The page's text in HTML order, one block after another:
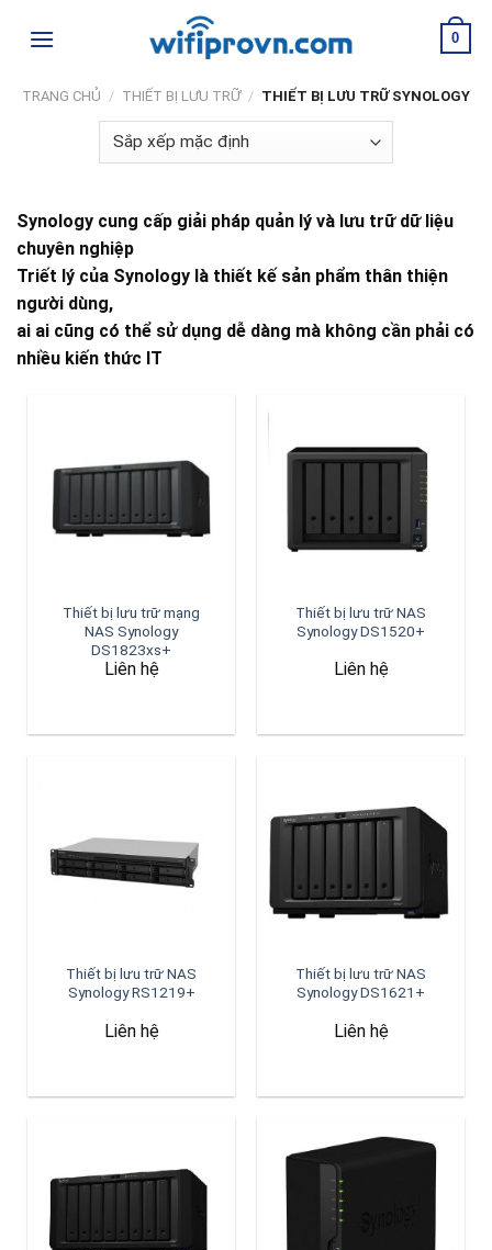
0
TRANG CHỦ / THIẾT BỊ LƯU TRỮ / THIẾT BỊ LƯU TRỮ SYNOLOGY
Synology cung cấp giải pháp quản lý và lưu trữ dữ liệu
chuyên nghiệp
Triết lý của Synology là thiết kế sản phẩm thân thiện
người dùng,
ai ai cũng có thể sử dụng dễ dàng mà không cần phải có
nhiều kiến thức IT
Thiết bị lưu trữ mạng
NAS Synology
DS1823xs+
Liên hệ
Thiết bị lưu trữ NAS
Synology DS1520+
Liên hệ
Thiết bị lưu trữ NAS
Synology RS1219+
Liên hệ
Thiết bị lưu trữ NAS
Synology DS1621+
Liên hệ